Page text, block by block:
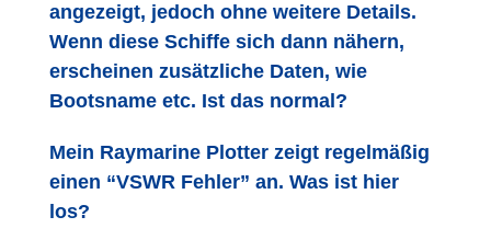
angezeigt, jedoch ohne weitere Details.
Wenn diese Schiffe sich dann nähern,
erscheinen zusätzliche Daten, wie
Bootsname etc. Ist das normal?
Mein Raymarine Plotter zeigt regelmäßig
einen “VSWR Fehler” an. Was ist hier
los?